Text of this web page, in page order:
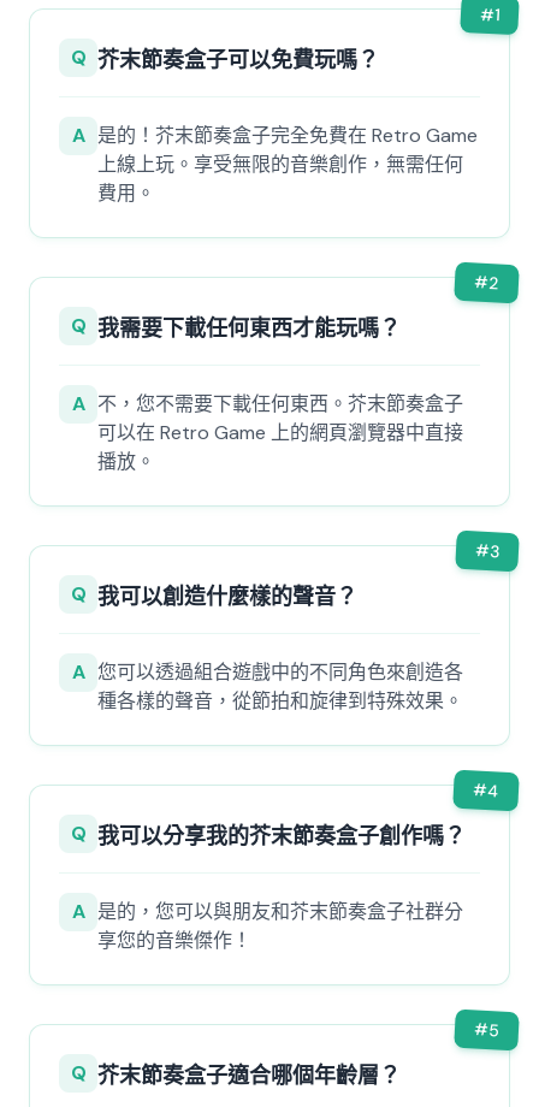
#1
Q 芥末節奏盒子可以免費玩嗎？
A 是的！芥末節奏盒子完全免費在 Retro Game
上線上玩。享受無限的音樂創作，無需任何
費用。
#2
Q 我需要下載任何東西才能玩嗎？
A 不，您不需要下載任何東西。芥末節奏盒子
可以在 Retro Game 上的網頁瀏覽器中直接
播放。
#3
Q 我可以創造什麼樣的聲音？
A 您可以透過組合遊戲中的不同角色來創造各
種各樣的聲音，從節拍和旋律到特殊效果。
#4
Q 我可以分享我的芥末節奏盒子創作嗎？
A 是的，您可以與朋友和芥末節奏盒子社群分
享您的音樂傑作！
#5
Q 芥末節奏盒子適合哪個年齡層？